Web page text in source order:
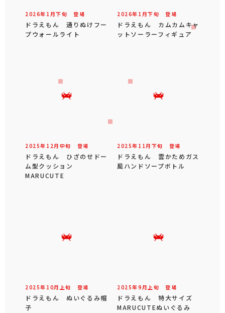
2026年 1 月下旬 登場
ドラえもん 通りぬけフー
プウォールライト
2026年 1 月下旬 登場
ドラえもん カムカムキャ
ットソーラーフィギュア
2025年 12 月 中旬 登場
ドラえもん ひざのせドー
ム型クッション
MARUCUTE
2025年 11 月 下旬 登場
ドラえもん 雲かためガス
風ハンドソープボトル
2025年 10月 上旬 登場
ドラえもん ぬいぐるみ帽
子
2025年9 月 上旬 登場
ドラえもん 特大サイズ
MARUCUTEぬいぐるみ